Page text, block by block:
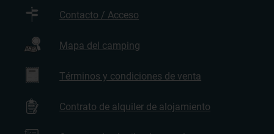
Contacto / Acceso
Mapa del camping
Términos y condiciones de venta
Contrato de alquiler de alojamiento